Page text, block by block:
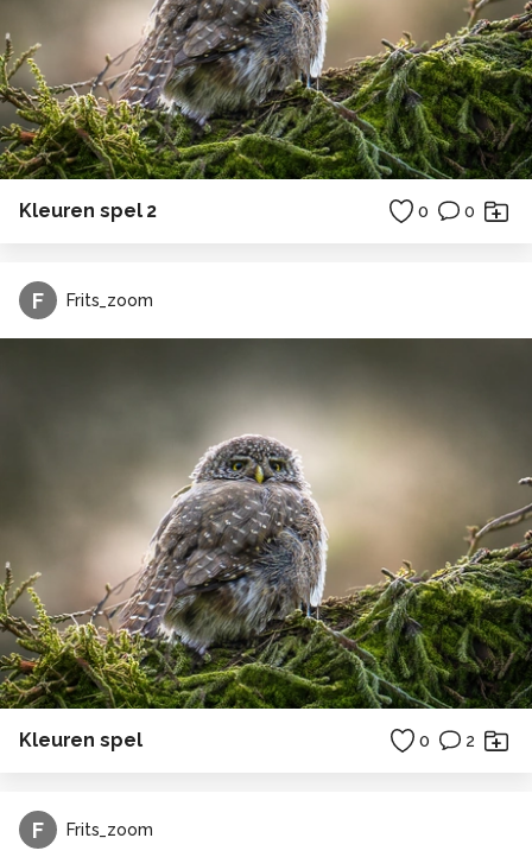
Kleuren spel 2 0 0
F Frits_zoom
Kleuren spel 0 2
F Frits_zoom